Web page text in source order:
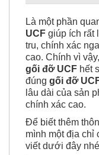
CHÍNH SÁCH
Là một phần
UCFgiúp ích rất
tru, chính xác
cao. Chính vì
gối đỡ UCFhết
đúnggối đỡ UCF
lâu dài của sản
chính xác cao.
Để biết thêm
mình một địa chỉ